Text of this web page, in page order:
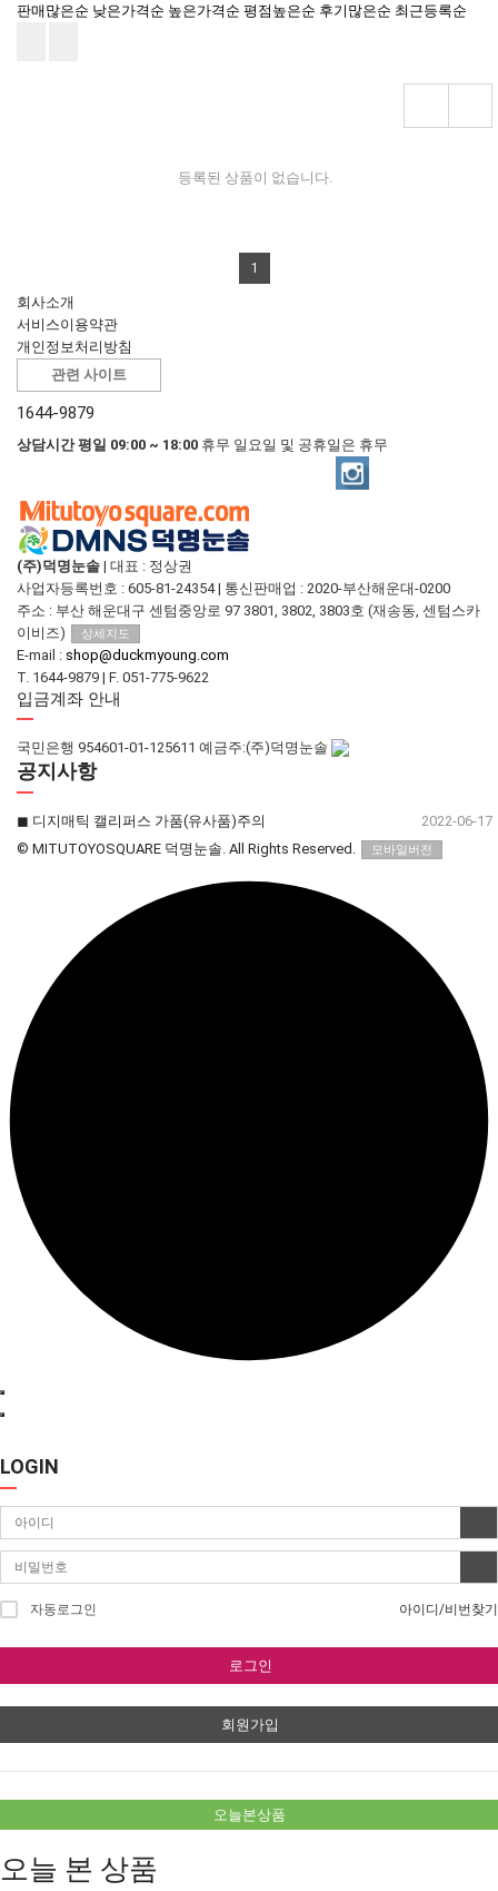
판매많은순 낮은가격순 높은가격순 평점높은순 후기많은순 최근등록순
등록된 상품이 없습니다.
1
회사소개
서비스이용약관
개인정보처리방침
관련 사이트
1644-9879
상담시간 평일 09:00 ~ 18:00 휴무 일요일 및 공휴일은 휴무
(주)덕명눈솔 | 대표 : 정상권
사업자등록번호 : 605-81-24354 | 통신판매업 : 2020-부산해운대-0200
주소 : 부산 해운대구 센텀중앙로 97 3801, 3802, 3803호 (재송동, 센텀스카
이비즈)
상세지도
E-mail : shop@duckmyoung.com
T. 1644-9879 | F. 051-775-9622
입금계좌 안내
국민은행 954601-01-125611 예금주:(주)덕명눈솔
공지사항
◼︎ 디지매틱 캘리퍼스 가품(유사품)주의
2022-06-17
© MITUTOYOSQUARE 덕명눈솔. All Rights Reserved.
모바일버전
LOGIN
자동로그인 아이디/비번찾기
로그인
회원가입
오늘본상품
오늘 본 상품